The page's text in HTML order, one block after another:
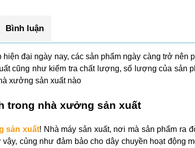
Bình luận
hiện đại ngày nay, các sản phẩm ngày càng trở
cũng như kiểm tra chất lượng, số lượng của
xưởng sản xuất nào
trong nhà xưởng sản xuất
sản xuất! Nhà máy sản xuất, nơi mà sản phẩm ra
củng như đảm bảo cho dây chuyền hoạt động